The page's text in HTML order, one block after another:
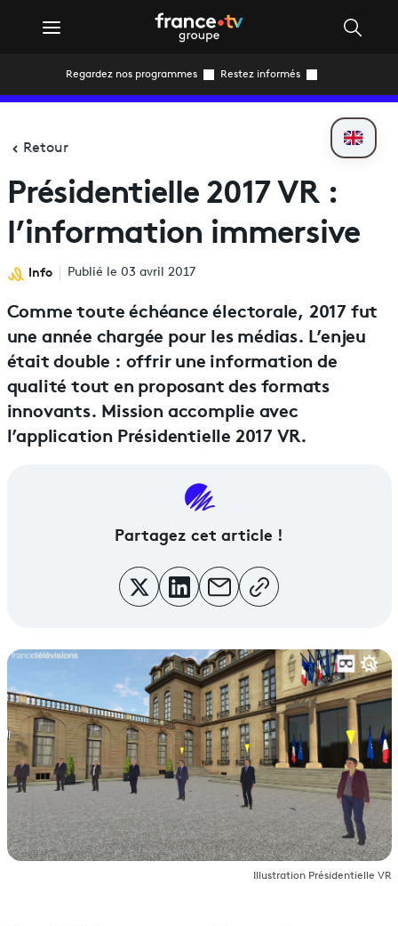
Regardez nos programmes Restez informés
Retour
Présidentielle 2017 VR :
l’information immersive
Info Publié le 03 avril 2017
Comme toute échéance électorale, 2017 fut
une année chargée pour les médias. L’enjeu
était double : offrir une information de
qualité tout en proposant des formats
innovants. Mission accomplie avec
l’application Présidentielle 2017 VR.
Partagez cet article !
Illustration Présidentielle VR